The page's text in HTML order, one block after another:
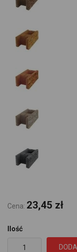
Cena: 23,45 zł
Ilość